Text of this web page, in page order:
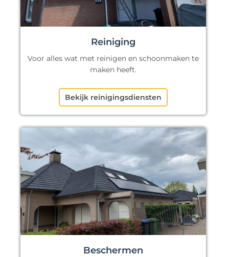
Reiniging
Voor alles wat met reinigen en schoonmaken te
maken heeft.
Bekijk reinigingsdiensten
Beschermen